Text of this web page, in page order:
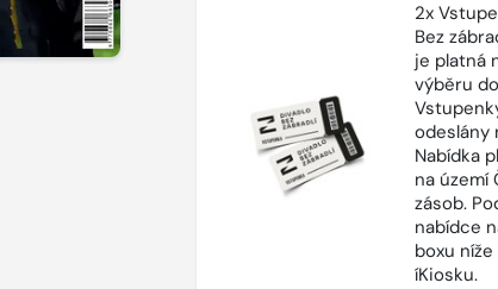
2x
Bez
je platná
výběru
odeslány
Nabídka
na území
zásob.
nabídce
boxu
íKiosku.